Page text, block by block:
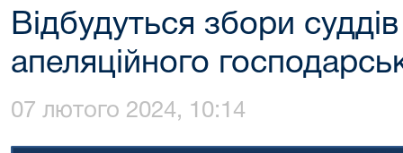
Відбудуться збори
апеляційного
07 лютого 2024, 10:14